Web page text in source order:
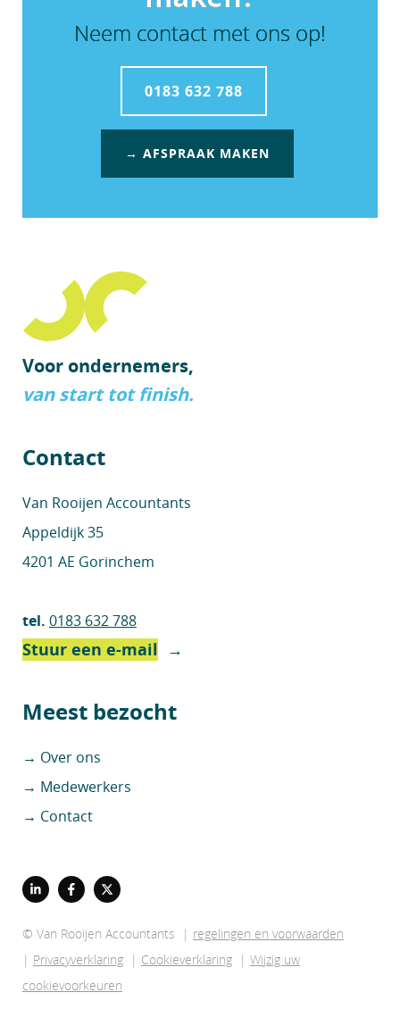
Neem contact met ons op!
0183 632 788
→ AFSPRAAK MAKEN
Voor ondernemers,
van start tot finish.
Contact
Van Rooijen Accountants
Appeldijk 35
4201 AE Gorinchem
tel. 0183 632 788
Stuur een e-mail →
Meest bezocht
→ Over ons
→ Medewerkers
→ Contact
© Van Rooijen Accountants | regelingen en voorwaarden
| Privacyverklaring | Cookieverklaring | Wijzig uw
cookievoorkeuren